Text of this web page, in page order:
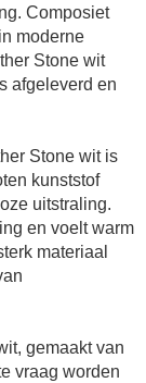
Composiet
moderne
Stone wit
afgeleverd en
Stone witis
kunststof
uitstraling.
en voelt warm
materiaal
, gemaakt van
vraag worden